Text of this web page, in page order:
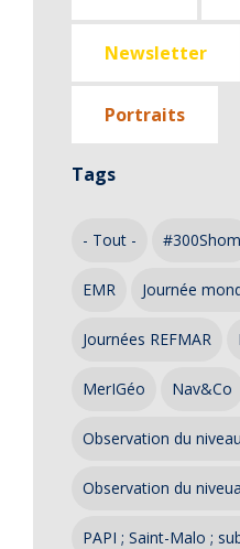
Newsletter
Portraits
Tags
- Tout - #300Shom
EMR Journée
Journées REFMAR
MerIGéo Nav&Co
Observation du
Observation du
PAPI ; Saint-Malo ;